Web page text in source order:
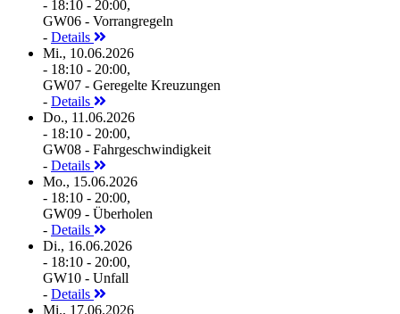
- 18:10 - 20:00,
GW06 - Vorrangregeln
- Details
Mi., 10.06.2026
- 18:10 - 20:00,
GW07 - Geregelte Kreuzungen
- Details
Do., 11.06.2026
- 18:10 - 20:00,
GW08 - Fahrgeschwindigkeit
- Details
Mo., 15.06.2026
- 18:10 - 20:00,
GW09 - Überholen
- Details
Di., 16.06.2026
- 18:10 - 20:00,
GW10 - Unfall
- Details
Mi., 17.06.2026